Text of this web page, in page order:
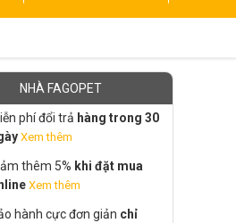
NHÀ FAGOPET
phí đổi trả hàng trong 30
Xem thêm
thêm 5% khi đặt mua
Xem thêm
hành cực đơn giản chỉ